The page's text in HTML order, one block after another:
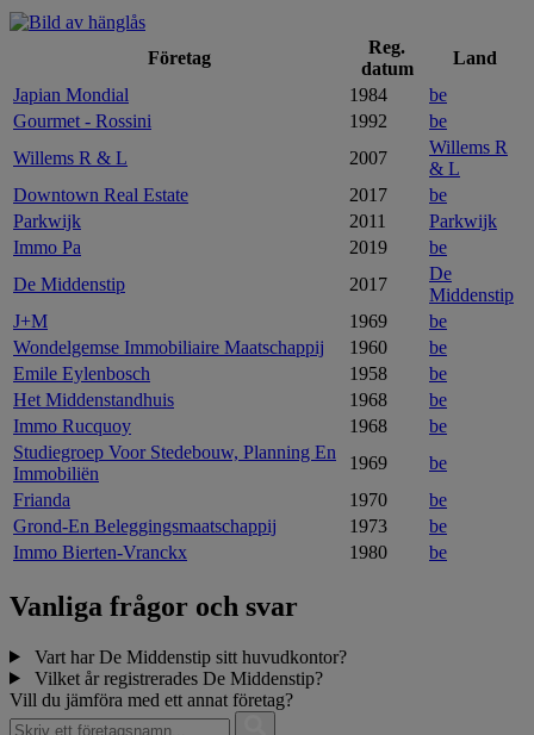
Företag
Reg.
datum
Land
Japian Mondial
1984
be
Gourmet - Rossini
1992
be
Willems R & L
2007
Willems R
& L
Downtown Real Estate
2017
be
Parkwijk
2011
Parkwijk
Immo Pa
2019
be
De Middenstip
2017
De
Middenstip
J+M
1969
be
Wondelgemse Immobiliaire Maatschappij
1960
be
Emile Eylenbosch
1958
be
Het Middenstandhuis
1968
be
Immo Rucquoy
1968
be
Studiegroep Voor Stedebouw, Planning En
Immobiliën
1969
be
Frianda
1970
be
Grond-En Beleggingsmaatschappij
1973
be
Immo Bierten-Vranckx
1980 be
Vanliga frågor och svar
Vart har De Middenstip sitt huvudkontor?
Vilket år registrerades De Middenstip?
Vill du jämföra med ett annat företag?